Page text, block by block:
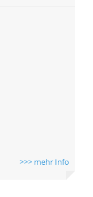
>>> mehr Info